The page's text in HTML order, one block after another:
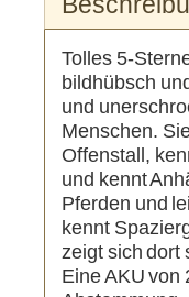
Tolles 5-
bildhübsch
und
Menschen.
Offenstall,
und kennt
Pferden und
kennt
zeigt sich dort
Eine AKU von